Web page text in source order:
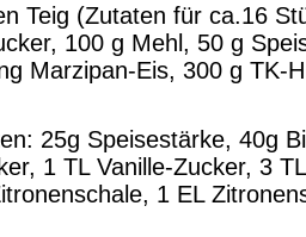
Teig (Zutaten für ca.16
100 g Mehl, 50 g
Marzipan-Eis, 300 g TK-
25g Speisestärke, 40g
1 TL Vanille-Zucker, 3
1 EL